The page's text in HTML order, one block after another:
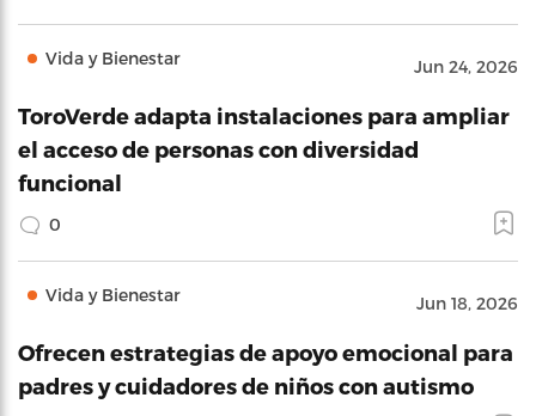
Vida y Bienestar Jun 24, 2026
ToroVerde adapta instalaciones para ampliar
el acceso de personas con diversidad
funcional
0
Vida y Bienestar Jun 18, 2026
Ofrecen estrategias de apoyo emocional para
padres y cuidadores de niños con autismo